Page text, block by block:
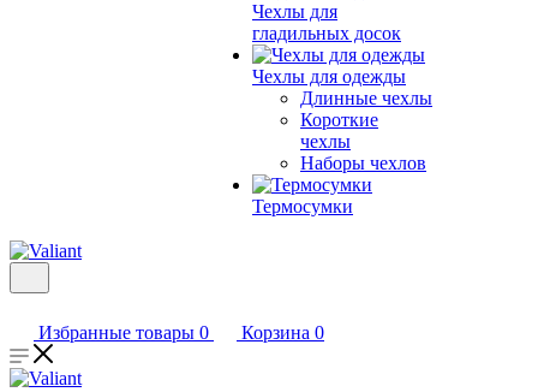
Чехлы для
гладильных досок
Чехлы для одежды
Длинные чехлы
Короткие
чехлы
Наборы чехлов
Термосумки
Избранные товары 0 Корзина 0